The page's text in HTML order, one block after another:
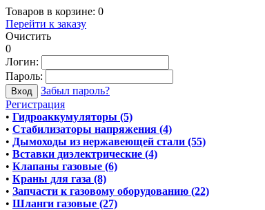
Товаров в корзине: 0
Перейти к заказу
Очистить
0
Логин:
Пароль:
Забыл пароль?
Регистрация
• Гидроаккумуляторы (5)
• Стабилизаторы напряжения (4)
• Дымоходы из нержавеющей стали (55)
• Вставки диэлектрические (4)
• Клапаны газовые (6)
• Краны для газа (8)
• Запчасти к газовому оборудованию (22)
• Шланги газовые (27)